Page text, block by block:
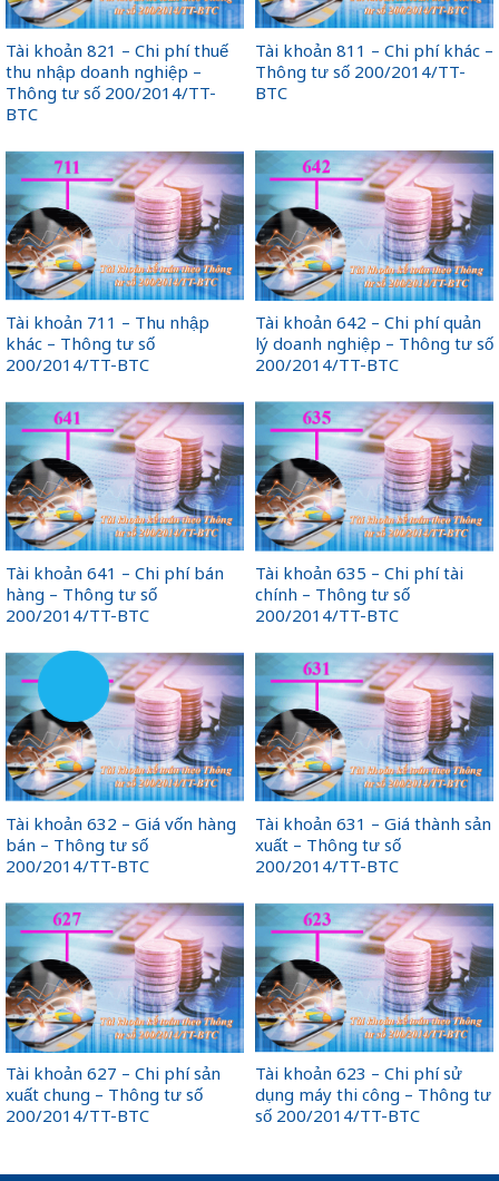
Tài khoản 821 – Chi phí thuế
thu nhập doanh nghiệp –
Thông tư số 200/2014/TT-
BTC
Tài khoản 811 – Chi phí khác –
Thông tư số 200/2014/TT-
BTC
Tài khoản 711 – Thu nhập
khác – Thông tư số
200/2014/TT-BTC
Tài khoản 642 – Chi phí quản
lý doanh nghiệp – Thông tư số
200/2014/TT-BTC
Tài khoản 641 – Chi phí bán
hàng – Thông tư số
200/2014/TT-BTC
Tài khoản 635 – Chi phí tài
chính – Thông tư số
200/2014/TT-BTC
Tài khoản 632 – Giá vốn hàng
bán – Thông tư số
200/2014/TT-BTC
Tài khoản 631 – Giá thành sản
xuất – Thông tư số
200/2014/TT-BTC
Tài khoản 627 – Chi phí sản
xuất chung – Thông tư số
200/2014/TT-BTC
Tài khoản 623 – Chi phí sử
dụng máy thi công – Thông tư
số 200/2014/TT-BTC